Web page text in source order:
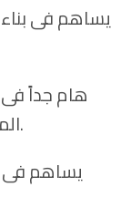
المسئولة عن البناء الضوئى) فى الأوراق.